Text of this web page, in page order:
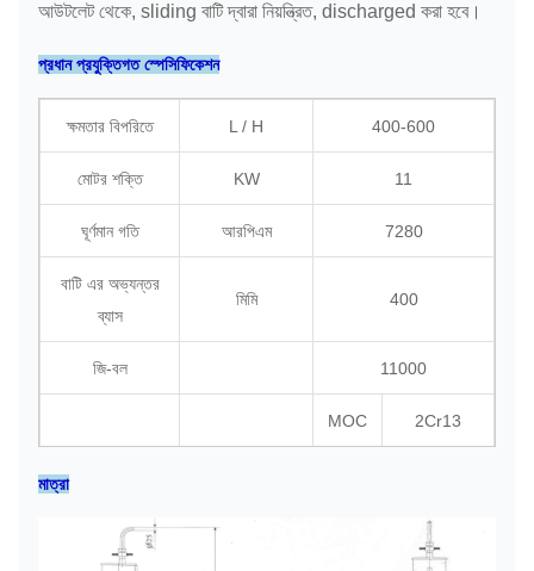
আউটলেট থেকে, sliding বাটি দ্বারা নিয়ন্ত্রিত, discharged করা হবে।
প্রধান প্রযুক্তিগত স্পেসিফিকেশন
ক্ষমতার বিপরিতে L / H 400-600
মোটর শক্তি KW 11
ঘূর্ণমান গতি আরপিএম 7280
বাটি এর অভ্যন্তর
ব্যাস
মিমি 400
জি-বল 11000
MOC 2Cr13
সি এস + +
পেইন্টিং
মাত্রা